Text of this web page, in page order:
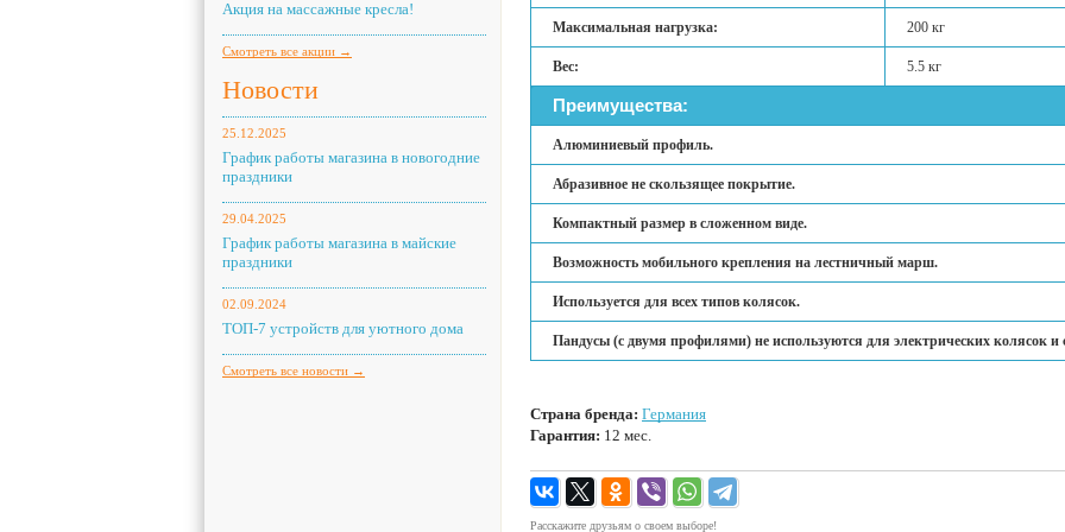
Акция на массажные кресла!
Смотреть все акции →
Новости
25.12.2025
График работы магазина в новогодние
праздники
29.04.2025
График работы магазина в майские
праздники
02.09.2024
ТОП-7 устройств для уютного дома
Смотреть все новости →
Максимальная нагрузка: 200 кг
Вес: 5.5 кг
Преимущества:
Алюминиевый профиль.
Абразивное не скользящее покрытие.
Компактный размер в сложенном виде.
Возможность мобильного крепления на лестничный марш.
Используется для всех типов колясок.
Пандусы (с двумя профилями) не используются для электрических колясок и
Страна бренда: Германия
Гарантия: 12 мес.
Расскажите друзьям о своем выборе!